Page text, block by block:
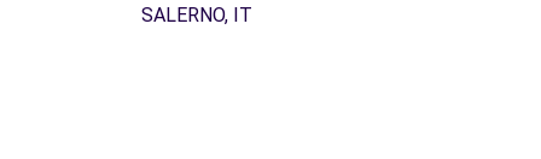
SALERNO, IT